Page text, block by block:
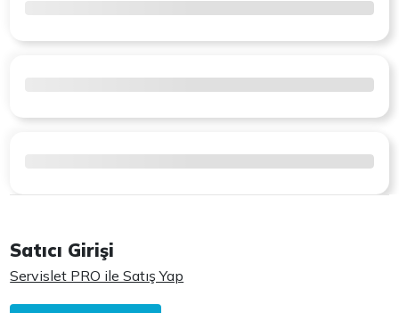
Satıcı Girişi
Servislet PRO ile Satış Yap